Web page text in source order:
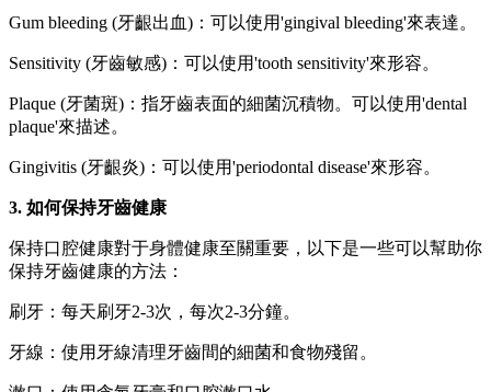
Gum bleeding (牙齦出血)：可以使用'gingival bleeding'來表達。
Sensitivity (牙齒敏感)：可以使用'tooth sensitivity'來形容。
Plaque (牙菌斑)：指牙齒表面的細菌沉積物。可以使用'dental
plaque'來描述。
Gingivitis (牙齦炎)：可以使用'periodontal disease'來形容。
3. 如何保持牙齒健康
保持口腔健康對于身體健康至關重要，以下是一些可以幫助你
保持牙齒健康的方法：
刷牙：每天刷牙2-3次，每次2-3分鐘。
牙線：使用牙線清理牙齒間的細菌和食物殘留。